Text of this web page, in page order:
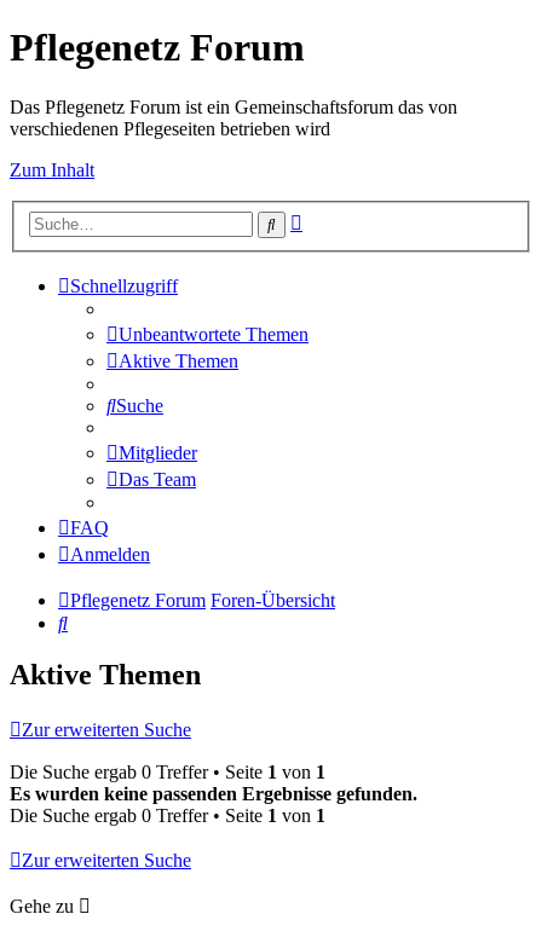
Pflegenetz Forum
Das Pflegenetz Forum ist ein Gemeinschaftsforum das von
verschiedenen Pflegeseiten betrieben wird
Zum Inhalt
Suche
Schnellzugriff
Unbeantwortete Themen
Aktive Themen
Suche
Mitglieder
Das Team
FAQ
Anmelden
Pflegenetz Forum Foren-Übersicht
Suche
Aktive Themen
Zur erweiterten Suche
Die Suche ergab 0 Treffer • Seite 1 von 1
Es wurden keine passenden Ergebnisse gefunden.
Die Suche ergab 0 Treffer • Seite 1 von 1
Zur erweiterten Suche
Gehe zu